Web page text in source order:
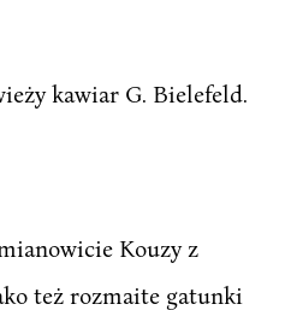
kawiar G. Bielefeld.
Kouzy z
też rozmaite gatunki